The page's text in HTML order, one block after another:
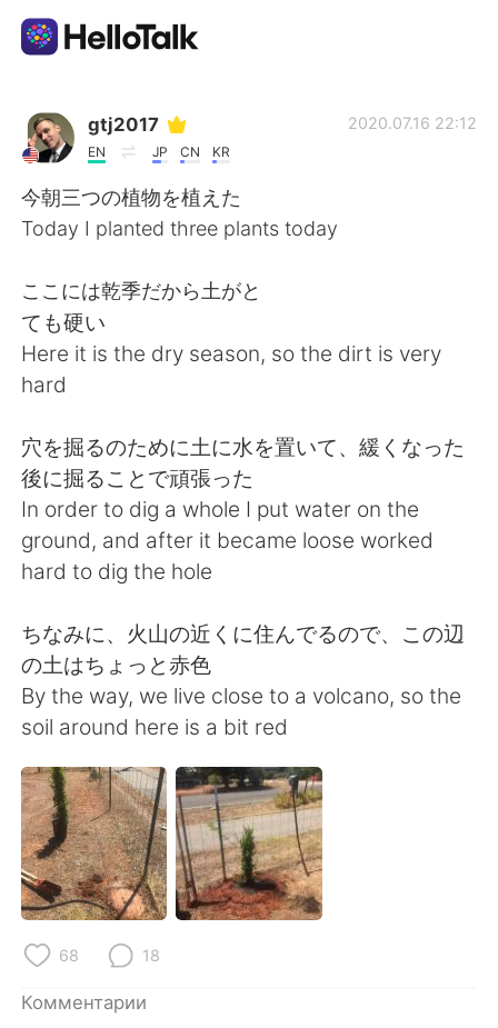
Приложение для Языкового Обмена
Русский
English
繁體中文
العربية Français
Deutsch 日本語
한국어
Türkçe Tiếng Việt
Português
gtj2017
EN JP CN KR
2020.07.16 22:12
今朝三つの植物を植えた
Today I planted three plants today
ここには乾季だから土がと
ても硬い
Here it is the dry season, so the dirt is very
hard
穴を掘るのために土に水を置いて、緩くなった
後に掘ることで頑張った
In order to dig a whole I put water on the
ground, and after it became loose worked
hard to dig the hole
ちなみに、火山の近くに住んでるので、この辺
の土はちょっと赤色
By the way, we live close to a volcano, so the
soil around here is a bit red
68 18
Комментарии